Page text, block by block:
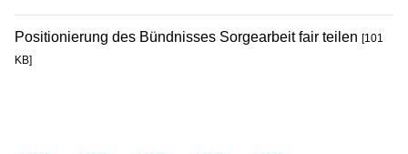
Positionierung des Bündnisses Sorgearbeit fair teilen [101
KB]